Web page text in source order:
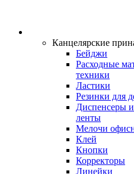
Канцелярские
Бейджи
Расходные
техники
Ластики
Резинки для
Диспенсеры
ленты
Мелочи
Клей
Кнопки
Корректоры
Линейки